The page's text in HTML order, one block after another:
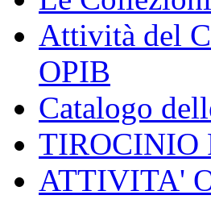
Attività del
OPIB
Catalogo
TIROCINIO
ATTIVITA'